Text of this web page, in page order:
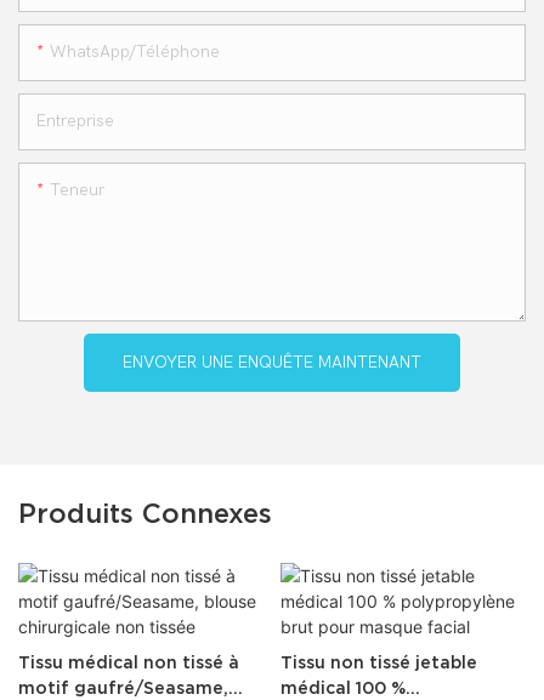
WhatsApp/téléphone
Entreprise
Teneur
ENVOYER UNE ENQUÊTE MAINTENANT
Produits Connexes
Tissu médical non tissé à
motif gaufré/Seasame,
Tissu non tissé jetable
médical 100 %